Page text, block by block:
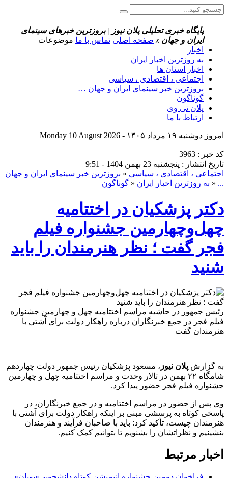
پایگاه خبری تحلیلی پلان نیوز | بروزترین خبرهای سینمای
ایران و جهان x صفحه اصلی تماس با ما موضوعات
اخبار
به روزترین اخبار ایران
اخبار استان ها
اجتماعی ، اقتصادی ، سیاسی
بروزترین خبر سینمای ایران و جهان …
گوناگون
پلان تی وی
ارتباط با ما
امروز دوشنبه ۱۹ مرداد ۱۴۰۵ - Monday 10 August 2026
کد خبر : 3963
تاریخ انتشار : پنجشنبه 23 بهمن 1404 - 9:51
اجتماعی ، اقتصادی ، سیاسی « بروزترین خبر سینمای ایران و جهان
...
« به روزترین اخبار ایران « گوناگون
دکتر پزشکیان در اختتامیه
چهل‌وچهارمین جشنواره فیلم
فجر گفت ؛ نظر هنرمندان را باید
شنید
رئیس جمهور در حاشیه مراسم اختتامیه چهل و چهارمین جشنواره
فیلم فجر در جمع خبرنگاران درباره راهکار دولت برای آشتی با
هنرمندان گفت
به گزارش پلان نیوز ، مسعود پزشکیان رئیس جمهور دولت چهاردهم
شامگاه ۲۲ بهمن در تالار وحدت و مراسم اختتامیه چهل و چهارمین
جشنواره فیلم فجر حضور پیدا کرد.
وی پس از حضور در مراسم اختتامیه و در جمع خبرنگاران، در
پاسخی کوتاه به پرسشی مبنی بر اینکه راهکار دولت برای آشتی با
هنرمندان چیست، تأکید کرد: باید با صاحبان فرآیند و هنرمندان
بنشینیم و نظراتشان را بشنویم تا بتوانیم کمک کنیم.
اخبار مرتبط